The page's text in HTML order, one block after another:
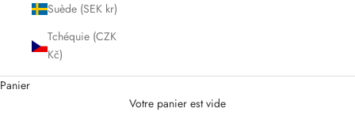
Suède (SEK kr)
Tchéquie (CZK
Kč)
Panier
Votre panier est vide